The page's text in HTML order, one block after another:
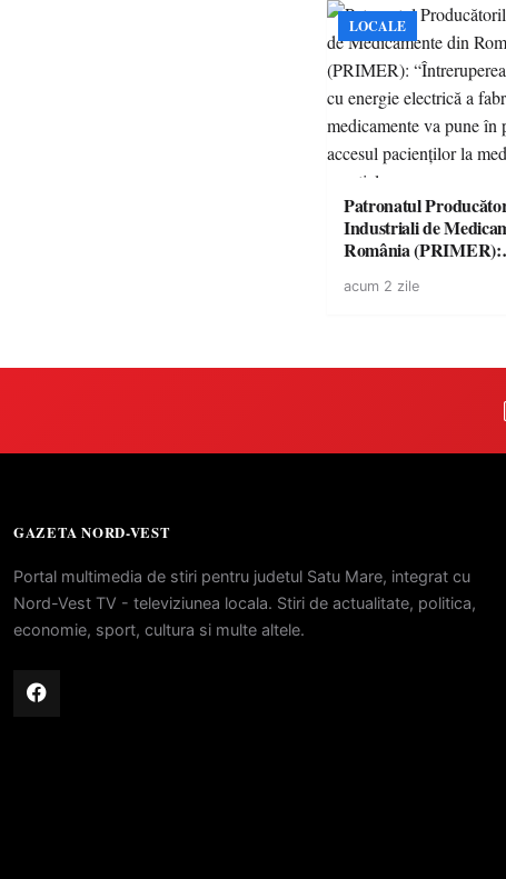
LOCALE
Patronatul
Industriali de
România (PRIMER):
energie electrică a
acum 2 zile
GAZETA NORD-VEST
Portal multimedia de stiri pentru judetul Satu Mare, integrat cu
Nord-Vest TV - televiziunea locala. Stiri de actualitate, politica,
economie, sport, cultura si multe altele.